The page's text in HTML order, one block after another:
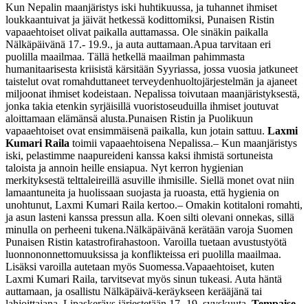
Kun Nepalin maanjäristys iski huhtikuussa, ja tuhannet ihmiset
loukkaantuivat ja jäivät hetkessä kodittomiksi, Punaisen Ristin
vapaaehtoiset olivat paikalla auttamassa. Ole sinäkin paikalla
Nälkäpäivänä 17.- 19.9., ja auta auttamaan.Apua tarvitaan eri
puolilla maailmaa. Tällä hetkellä maailman pahimmasta
humanitaarisesta kriisistä kärsitään Syyriassa, jossa vuosia jatkuneet
taistelut ovat romahduttaneet terveydenhuoltojärjestelmän ja ajaneet
miljoonat ihmiset kodeistaan. Nepalissa toivutaan maanjäristyksestä,
jonka takia etenkin syrjäisillä vuoristoseuduilla ihmiset joutuvat
aloittamaan elämänsä alusta.Punaisen Ristin ja Puolikuun
vapaaehtoiset ovat ensimmäisenä paikalla, kun jotain sattuu. Laxmi
Kumari Raila toimii vapaaehtoisena Nepalissa.– Kun maanjäristys
iski, pelastimme naapureideni kanssa kaksi ihmistä sortuneista
taloista ja annoin heille ensiapua. Nyt kerron hygienian
merkityksestä telttaleireillä asuville ihmisille. Siellä monet ovat niin
lamaantuneita ja huolissaan suojasta ja ruoasta, että hygienia on
unohtunut, Laxmi Kumari Raila kertoo.– Omakin kotitaloni romahti,
ja asun lasteni kanssa pressun alla. Koen silti olevani onnekas, sillä
minulla on perheeni tukena.Nälkäpäivänä kerätään varoja Suomen
Punaisen Ristin katastrofirahastoon. Varoilla tuetaan avustustyötä
luonnononnettomuuksissa ja konflikteissa eri puolilla maailmaa.
Lisäksi varoilla autetaan myös Suomessa.Vapaaehtoiset, kuten
Laxmi Kumari Raila, tarvitsevat myös sinun tukeasi. Auta häntä
auttamaan, ja osallistu Nälkäpäivä-keräykseen kerääjänä tai